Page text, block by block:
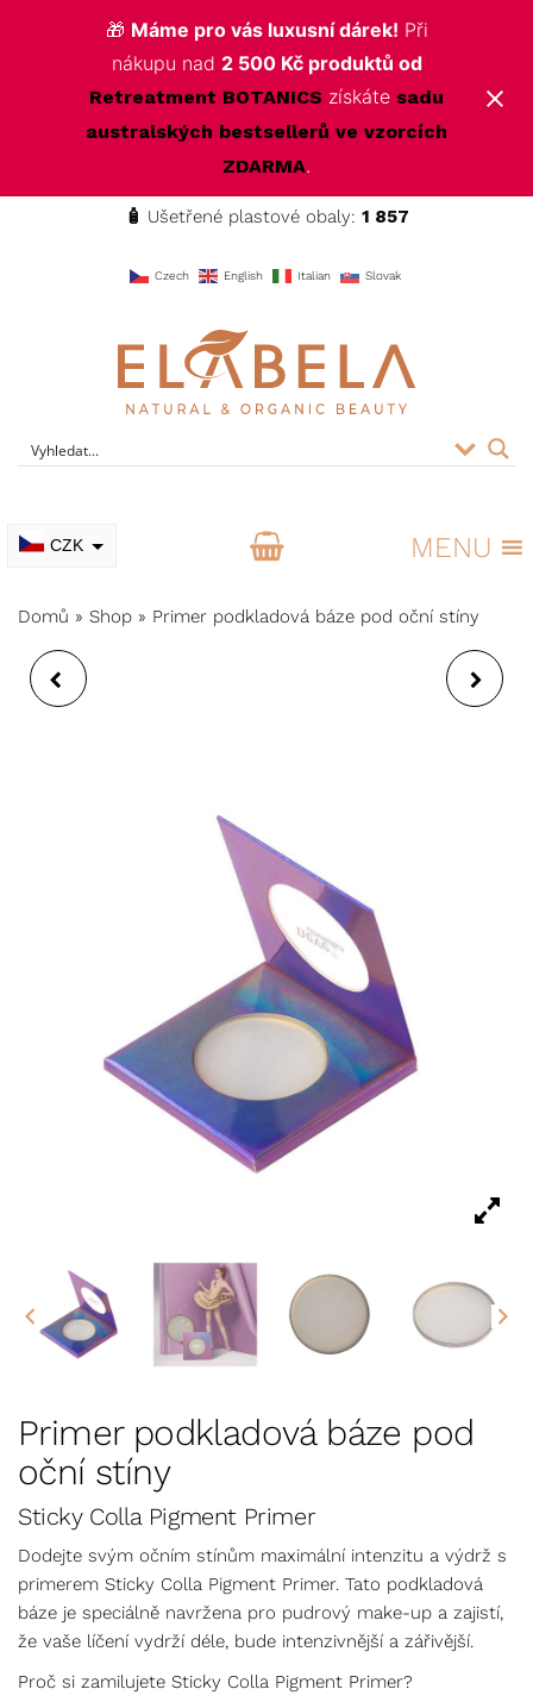
🎁 Máme pro vás luxusní dárek! Při
nákupu nad 2 500 Kč produktů od
Retreatment BOTANICS získáte sadu
australských bestsellerů ve vzorcích
ZDARMA.
🧴 Ušetřené plastové obaly: 1 857
Czech English Italian Slovak
ELABELA Beauty Kvalitní kosmetika pro vás
CZK MENU
Domů » Shop » Primer podkladová báze pod oční stíny
Primer podkladová báze pod
oční stíny
Sticky Colla Pigment Primer
Dodejte svým očním stínům maximální intenzitu a výdrž s
primerem Sticky Colla Pigment Primer. Tato podkladová
báze je speciálně navržena pro pudrový make-up a zajistí,
že vaše líčení vydrží déle, bude intenzivnější a zářivější.
Proč si zamilujete Sticky Colla Pigment Primer?